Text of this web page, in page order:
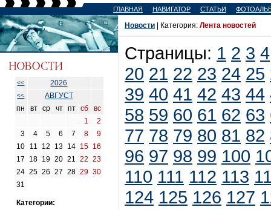
ГЛАВНАЯ НАВИГАТОР СТАТЬИ
<< 2026
<<
АВГУСТ
пн
вт ср чт пт сб
вс
1
2
3
4 5 6 7 8
9
10
11 12 13 14 15 16
17
18 19 20 21 22
23
24 25 26 27 28 29 30
31
Категории:
Новости | Категория: Лента новостей
Страницы: 1 2 3 4
20 21 22 23 24 25
39 40 41 42 43 44
58 59 60 61 62 63
77 78 79 80 81 82
96 97 98 99 100
110 111 112 113
124 125 126 127